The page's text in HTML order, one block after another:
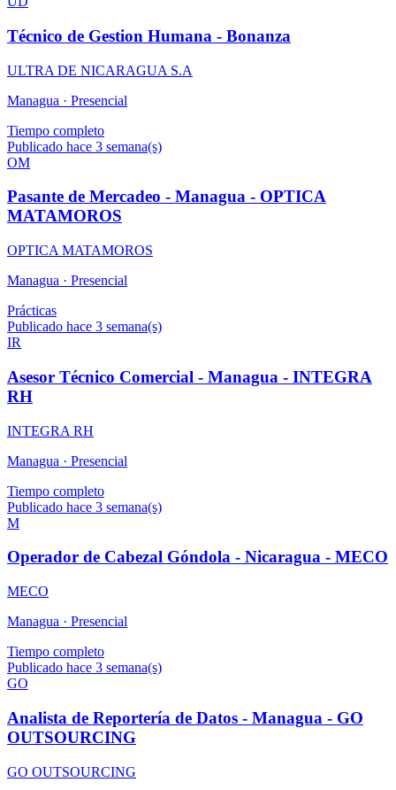
Técnico de Gestion Humana - Bonanza
ULTRA DE NICARAGUA S.A
Managua · Presencial
Tiempo completo
Publicado hace 3 semana(s)
OM
Pasante de Mercadeo - Managua - OPTICA
MATAMOROS
OPTICA MATAMOROS
Managua · Presencial
Prácticas
Publicado hace 3 semana(s)
IR
Asesor Técnico Comercial - Managua - INTEGRA
RH
INTEGRA RH
Managua · Presencial
Tiempo completo
Publicado hace 3 semana(s)
M
Operador de Cabezal Góndola - Nicaragua - MECO
MECO
Managua · Presencial
Tiempo completo
Publicado hace 3 semana(s)
GO
Analista de Reportería de Datos - Managua - GO
OUTSOURCING
GO OUTSOURCING